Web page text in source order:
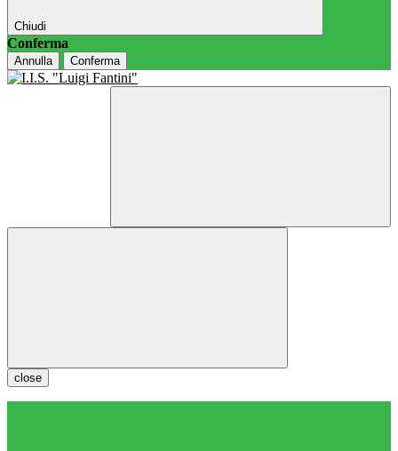
Chiudi
Conferma
Annulla Conferma
close